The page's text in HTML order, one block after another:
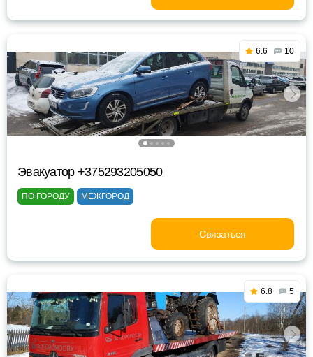
6.6 10
Эвакуатор +375293205050
ПО ГОРОДУ МЕЖГОРОД
Связаться
6.8 5